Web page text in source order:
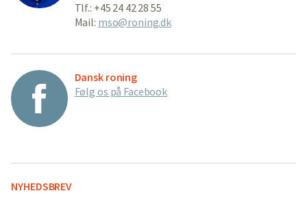
Tlf.: +45 24 42 28 55
Mail: mso@roning.dk
Dansk roning
Følg os på Facebook
NYHEDSBREV